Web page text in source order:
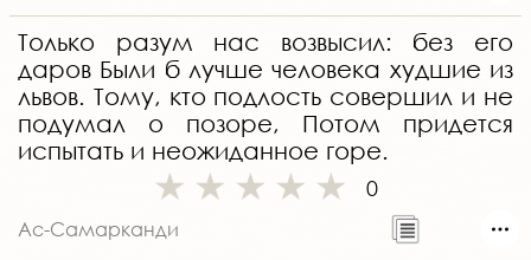
Только разум нас возвысил: без его
даров Были б лучше человека худшие из
львов. Тому, кто подлость совершил и не
подумал о позоре, Потом придется
испытать и неожиданное горе.
0
Ас-Самарканди